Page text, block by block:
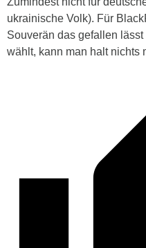
ukrainische Volk). Für
Souverän das gefallen
wählt, kann man halt nichts